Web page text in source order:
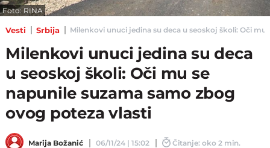
Foto: RINA
Vesti Srbija Milenkovi unuci jedina su deca u seoskoj školi: Oči mu
Milenkovi unuci jedina su deca
u seoskoj školi: Oči mu se
napunile suzama samo zbog
ovog poteza vlasti
Marija Božanić 06/11/24 | 15:02 Čitanje: oko 2 min.